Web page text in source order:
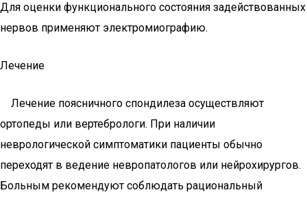
Для оценки функционального состояния задействованных
нервов применяют электромиографию.
Лечение
Лечение поясничного спондилеза осуществляют
ортопеды или вертебрологи. При наличии
неврологической симптоматики пациенты обычно
переходят в ведение невропатологов или нейрохирургов.
Больным рекомендуют соблюдать рациональный